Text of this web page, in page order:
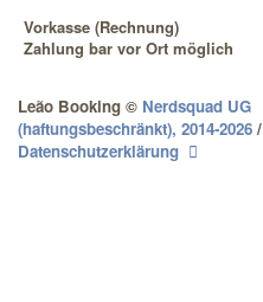
Vorkasse (Rechnung)
Zahlung bar vor Ort möglich
Leão Booking © Nerdsquad UG
(haftungsbeschränkt), 2014-2026 /
Datenschutzerklärung